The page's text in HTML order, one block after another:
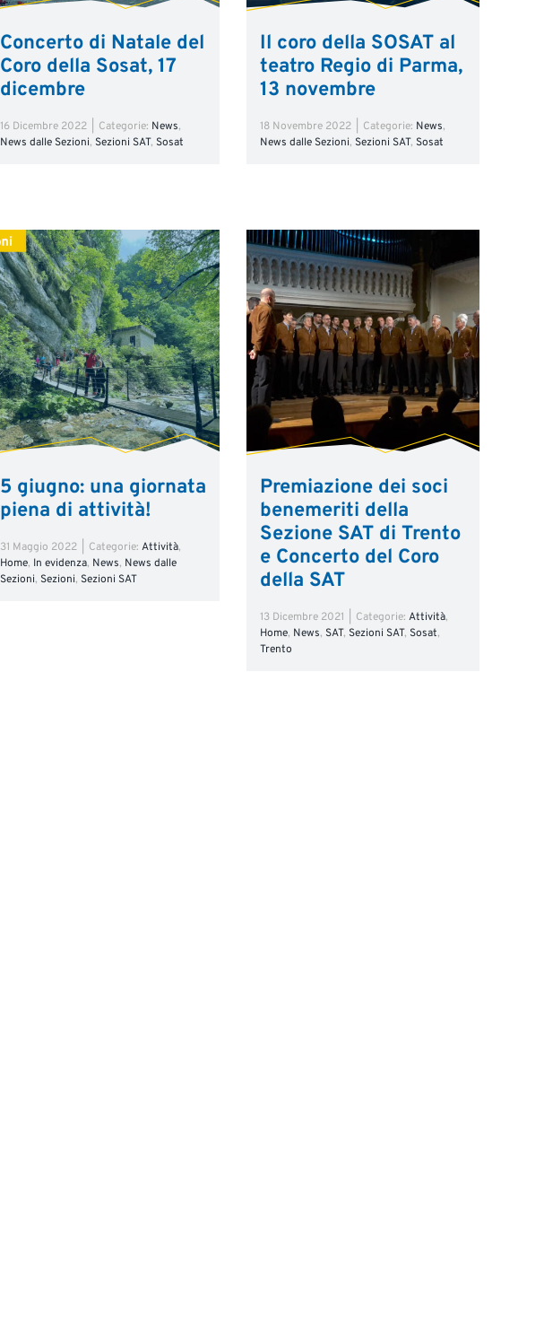
Concerto di Natale del
Coro della Sosat, 17
dicembre
16 Dicembre 2022 Categorie: News,
News dalle Sezioni, Sezioni SAT, Sosat
Il coro della SOSAT al
teatro Regio di Parma,
13 novembre
18 Novembre 2022 Categorie: News,
News dalle Sezioni, Sezioni SAT, Sosat
5 giugno: una giornata
piena di attività!
31 Maggio 2022 Categorie: Attività,
Home, In evidenza, News, News dalle
Sezioni, Sezioni, Sezioni SAT
Premiazione dei soci
benemeriti della
Sezione SAT di Trento
e Concerto del Coro
della SAT
13 Dicembre 2021 Categorie: Attività,
Home, News, SAT, Sezioni SAT, Sosat,
Trento